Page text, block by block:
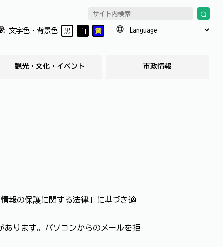
文字色・背景色 黒 白 黄
観光・文化・イベント 市政情報
報の保護に関する法律」に基づき適
あります。パソコンからのメールを拒